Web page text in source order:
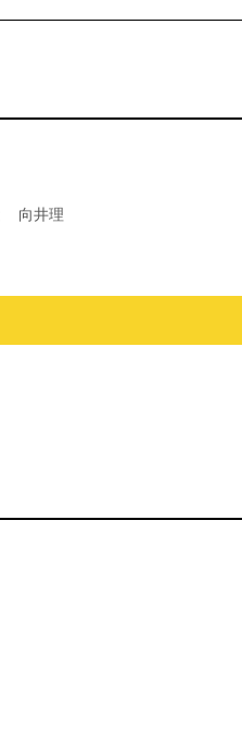
向井理